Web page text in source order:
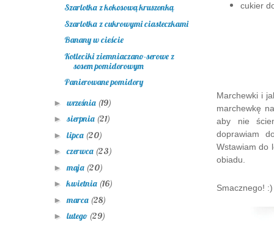
cukier
Marchewki i
marchewkę
aby nie
doprawiam
Wstawiam do
obiadu.
Smacznego! :)
Szarlotka z kokosową kruszonką
Szarlotka z cukrowymi ciasteczkami
Banany w cieście
Kotleciki ziemniaczano-serowe z
sosem pomidorowym
Panierowane pomidory
► września (19)
► sierpnia (21)
► lipca (20)
►czerwca (23)
► maja (20)
►kwietnia (16)
► marca (28)
► lutego (29)